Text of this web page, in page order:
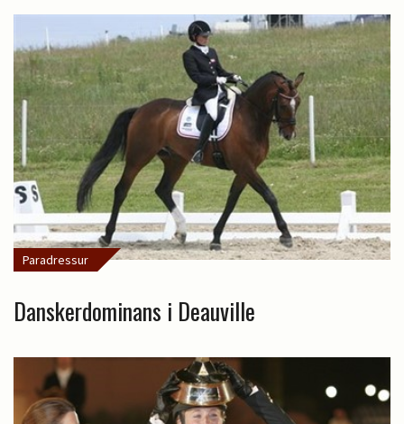
Paradressur
Danskerdominans i Deauville